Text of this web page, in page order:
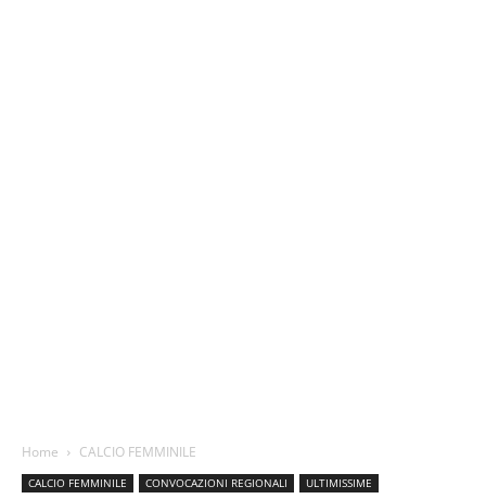
Home CALCIO FEMMINILE
CALCIO FEMMINILE CONVOCAZIONI REGIONALI ULTIMISSIME